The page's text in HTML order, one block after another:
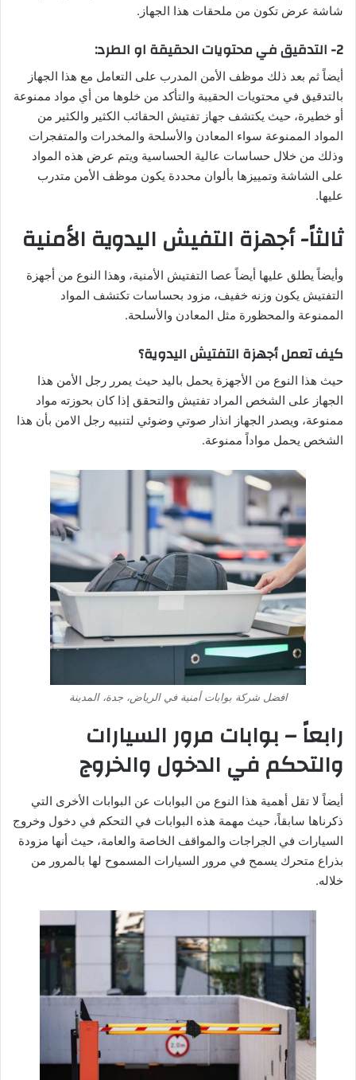
شاشة عرض تكون من ملحقات هذا الجهاز.
2- التدقيق في محتويات الحقيقة او الطرد:
أيضاً ثم بعد ذلك موظف الأمن المدرب على التعامل مع هذا الجهاز
بالتدقيق في محتويات الحقيبة والتأكد من خلوها من أي مواد ممنوعة
أو خطيرة، حيث يكتشف جهاز تفتيش الحقائب الكثير والكثير من
المواد الممنوعة سواء المعادن والأسلحة والمخدرات والمتفجرات
وذلك من خلال حساسات عالية الحساسية ويتم عرض هذه المواد
على الشاشة وتمييزها بألوان محددة يكون موظف الأمن متدرب
عليها.
ثالثاً- أجهزة التفيش اليدوية الأمنية
وأيضاً يطلق عليها أيضاً عصا التفتيش الأمنية، وهذا النوع من أجهزة
التفتيش يكون وزنه خفيف، مزود بحساسات تكتشف المواد
الممنوعة والمحظورة مثل المعادن والأسلحة.
كيف تعمل أجهزة التفتيش اليدوية؟
حيث هذا النوع من الأجهزة يحمل باليد حيث يمرر رجل الأمن هذا
الجهاز على الشخص المراد تفتيش والتحقق إذا كان بحوزته مواد
ممنوعة، ويصدر الجهاز انذار صوتي وضوئي لتنبيه رجل الامن بأن هذا
الشخص يحمل مواداً ممنوعة.
افضل شركة بوابات أمنية في الرياض، جدة، المدينة
رابعاً – بوابات مرور السيارات
والتحكم في الدخول والخروج
أيضاً لا تقل أهمية هذا النوع من البوابات عن البوابات الأخرى التي
ذكرناها سابقاً، حيث مهمة هذه البوابات في التحكم في دخول وخروج
السيارات في الجراجات والمواقف الخاصة والعامة، حيث أنها مزودة
بذراع متحرك يسمح في مرور السيارات المسموح لها بالمرور من
خلاله.